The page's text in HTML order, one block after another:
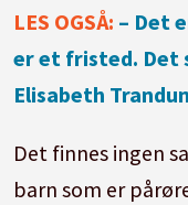
LES OGSÅ: – Det
er et fristed. Det
Elisabeth
Det finnes ingen
barn som er